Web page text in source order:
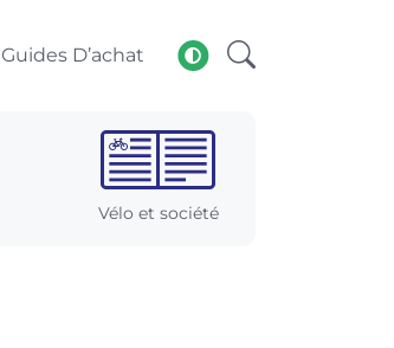
Guides D’achat
Vélo et société